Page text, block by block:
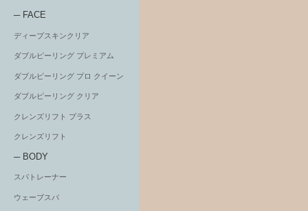
─ FACE
ディープスキンクリア
ダブルピーリング プレミアム
ダブルピーリング プロ クイーン
ダブルピーリング クリア
クレンズリフト プラス
クレンズリフト
─ BODY
スパトレーナー
ウェーブスパ